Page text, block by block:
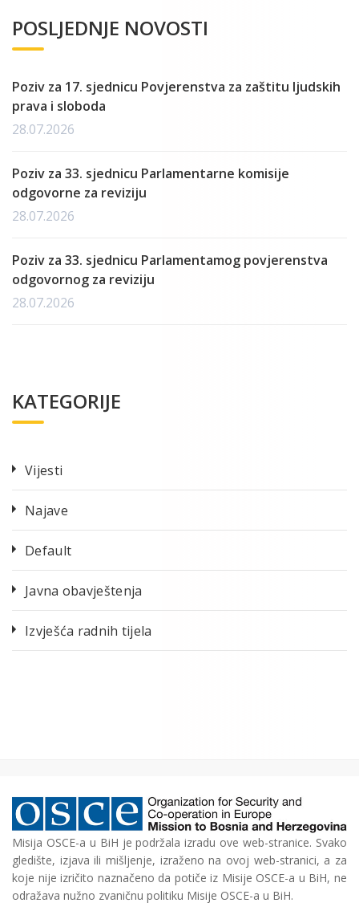
POSLJEDNJE NOVOSTI
Poziv za 17. sjednicu Povjerenstva za zaštitu ljudskih
prava i sloboda
28.07.2026
Poziv za 33. sjednicu Parlamentarne komisije
odgovorne za reviziju
28.07.2026
Poziv za 33. sjednicu Parlamentamog povjerenstva
odgovornog za reviziju
28.07.2026
KATEGORIJE
Vijesti
Najave
Default
Javna obavještenja
Izvješća radnih tijela
Misija OSCE-a u BiH je podržala izradu ove web-stranice. Svako
gledište, izjava ili mišljenje, izraženo na ovoj web-stranici, a za
koje nije izričito naznačeno da potiče iz Misije OSCE-a u BiH, ne
odražava nužno zvaničnu politiku Misije OSCE-a u BiH.